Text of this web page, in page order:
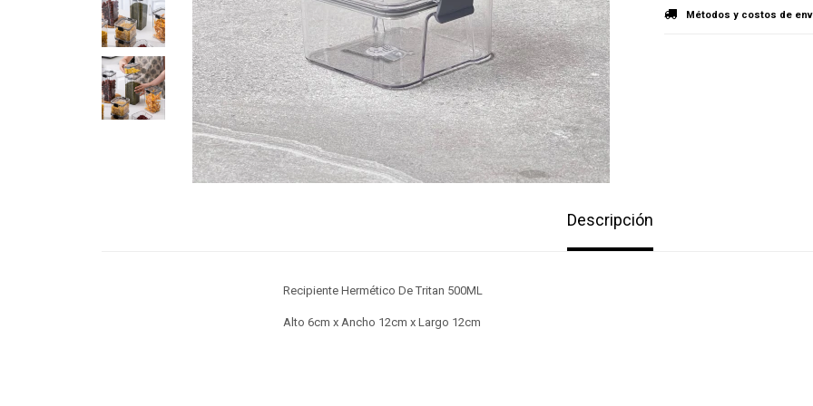
Métodos y costos de
Descripción
Recipiente Hermético De Tritan 500ML
Alto 6cm x Ancho 12cm x Largo 12cm